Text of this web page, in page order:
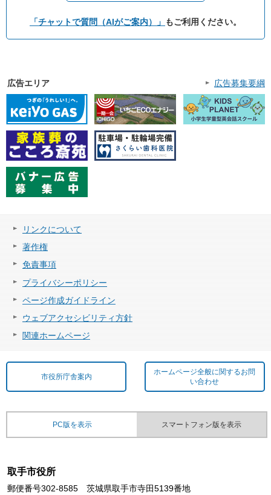
「チャットで質問（AIがご案内）」 もご利用ください。
広告エリア 広告募集要綱
リンクについて
著作権
免責事項
プライバシーポリシー
ページ作成ガイドライン
ウェブアクセシビリティ方針
関連ホームページ
市役所庁舎案内
ホームページ全般に関するお問
い合わせ
PC版を表示 スマートフォン版を表示
取手市役所
郵便番号302-8585 茨城県取手市寺田5139番地